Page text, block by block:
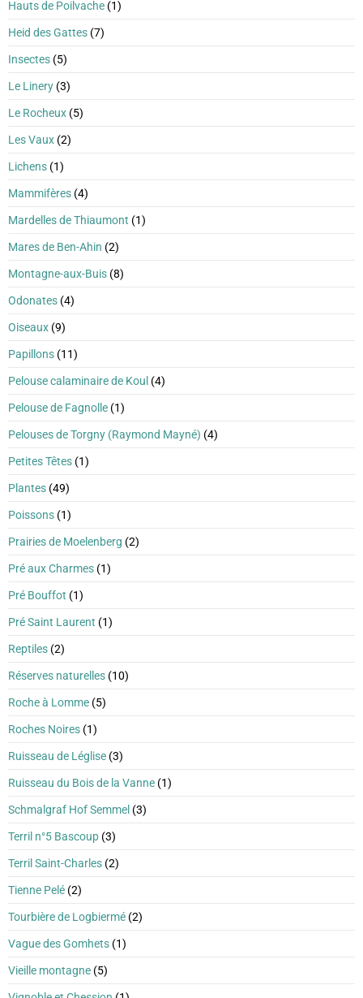
Hauts de Poilvache (1)
Heid des Gattes (7)
Insectes (5)
Le Linery (3)
Le Rocheux (5)
Les Vaux (2)
Lichens (1)
Mammifères (4)
Mardelles de Thiaumont (1)
Mares de Ben-Ahin (2)
Montagne-aux-Buis (8)
Odonates (4)
Oiseaux (9)
Papillons (11)
Pelouse calaminaire de Koul (4)
Pelouse de Fagnolle (1)
Pelouses de Torgny (Raymond Mayné) (4)
Petites Têtes (1)
Plantes (49)
Poissons (1)
Prairies de Moelenberg (2)
Pré aux Charmes (1)
Pré Bouffot (1)
Pré Saint Laurent (1)
Reptiles (2)
Réserves naturelles (10)
Roche à Lomme (5)
Roches Noires (1)
Ruisseau de Léglise (3)
Ruisseau du Bois de la Vanne (1)
Schmalgraf Hof Semmel (3)
Terril n°5 Bascoup (3)
Terril Saint-Charles (2)
Tienne Pelé (2)
Tourbière de Logbiermé (2)
Vague des Gomhets (1)
Vieille montagne (5)